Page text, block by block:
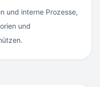
und interne Prozesse,
und